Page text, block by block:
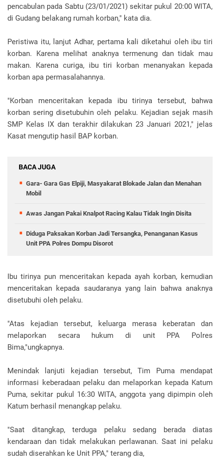
pencabulan pada Sabtu (23/01/2021) sekitar pukul 20:00 WITA,
di Gudang belakang rumah korban," kata dia.
Peristiwa itu, lanjut Adhar, pertama kali diketahui oleh ibu tiri
korban. Karena melihat anaknya termenung dan tidak mau
makan. Karena curiga, ibu tiri korban menanyakan kepada
korban apa permasalahannya.
"Korban menceritakan kepada ibu tirinya tersebut, bahwa
korban sering disetubuhin oleh pelaku. Kejadian sejak masih
SMP Kelas IX dan terakhir dilakukan 23 Januari 2021," jelas
Kasat mengutip hasil BAP korban.
BACA JUGA
Gara- Gara Gas Elpiji, Masyakarat Blokade Jalan dan Menahan
Mobil
Awas Jangan Pakai Knalpot Racing Kalau Tidak Ingin Disita
Diduga Paksakan Korban Jadi Tersangka, Penanganan Kasus
Unit PPA Polres Dompu Disorot
Ibu tirinya pun menceritakan kepada ayah korban, kemudian
menceritakan kepada saudaranya yang lain bahwa anaknya
disetubuhi oleh pelaku.
"Atas kejadian tersebut, keluarga merasa keberatan dan
melaporkan secara hukum di unit PPA Polres
Bima,"ungkapnya.
Menindak lanjuti kejadian tersebut, Tim Puma mendapat
informasi keberadaan pelaku dan melaporkan kepada Katum
Puma, sekitar pukul 16:30 WITA, anggota yang dipimpin oleh
Katum berhasil menangkap pelaku.
"Saat ditangkap, terduga pelaku sedang berada diatas
kendaraan dan tidak melakukan perlawanan. Saat ini pelaku
sudah diserahkan ke Unit PPA," terang dia,